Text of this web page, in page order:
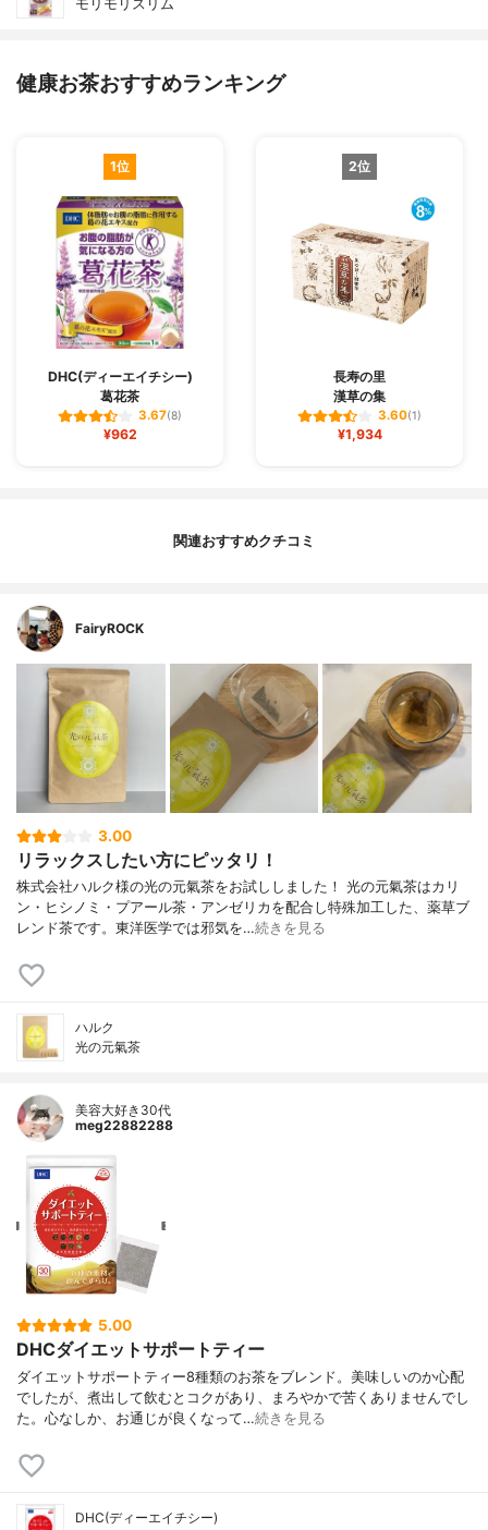
モリモリスリム
健康お茶おすすめランキング
1位
DHC(ディーエイチシー)
葛花茶
3.67(8)
¥962
2位
長寿の里
漢草の集
3.60(1)
¥1,934
関連おすすめクチコミ
FairyROCK
3.00
リラックスしたい方にピッタリ！
株式会社ハルク様の光の元氣茶をお試ししました！ 光の元氣茶はカリ
ン・ヒシノミ・プアール茶・アンゼリカを配合し特殊加工した、薬草ブ
レンド茶です。東洋医学では邪気を…続きを見る
ハルク
光の元氣茶
美容大好き30代
meg22882288
5.00
DHCダイエットサポートティー
ダイエットサポートティー8種類のお茶をブレンド。美味しいのか心配
でしたが、煮出して飲むとコクがあり、まろやかで苦くありませんでし
た。心なしか、お通じが良くなって…続きを見る
DHC(ディーエイチシー)